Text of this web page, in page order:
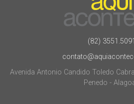
(82) 3551.5091
Avenida Antonio Candido Toledo
Penedo -